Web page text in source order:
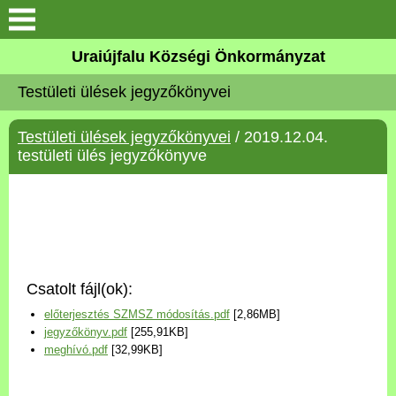
Köszöntő
Elérhetőségek
Uraiújfalu
Választási információk
Versenyképes Járások
Uraiújfalu Községi Önkormányzat
Testületi ülések jegyzőkönyvei
Testületi ülések jegyzőkönyvei / 2019.12.04.
testületi ülés jegyzőkönyve
Csatolt fájl(ok):
előterjesztés SZMSZ módosítás.pdf [2,86MB]
jegyzőkönyv.pdf [255,91KB]
meghívó.pdf [32,99KB]